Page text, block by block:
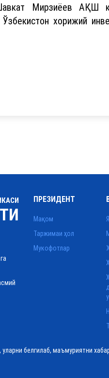
Мирзиёев АҚШ
Ўзбекистон хорижий
ПРЕЗИДЕНТ
Мақом
Таржимаи ҳол
Мукофотлар
белгилаб, маъмуриятни